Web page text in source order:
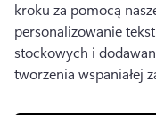
kroku za pomocą
personalizowanie
stockowych i
tworzenia wspaniałej